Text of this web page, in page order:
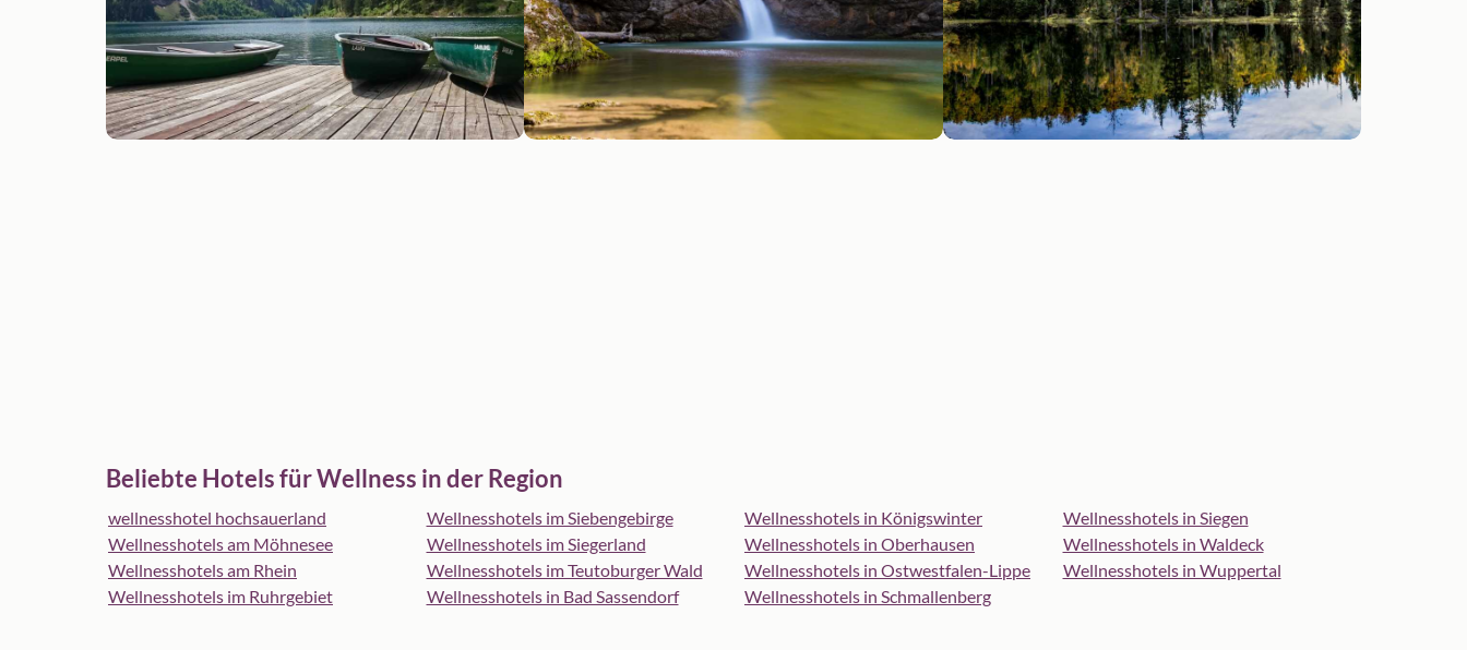
Beliebte Hotels für Wellness in der Region
wellnesshotel hochsauerland
Wellnesshotels am Möhnesee
Wellnesshotels am Rhein
Wellnesshotels im Ruhrgebiet
Wellnesshotels im Siebengebirge
Wellnesshotels im Siegerland
Wellnesshotels im Teutoburger Wald
Wellnesshotels in Bad Sassendorf
Wellnesshotels in Königswinter
Wellnesshotels in Oberhausen
Wellnesshotels in Ostwestfalen-Lippe
Wellnesshotels in Schmallenberg
Wellnesshotels in Siegen
Wellnesshotels in Waldeck
Wellnesshotels in Wuppertal